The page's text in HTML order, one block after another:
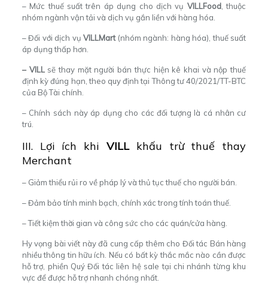
– Mức thuế suất trên áp dụng cho dịch vụ VILLFood, thuộc
nhóm ngành vận tải và dịch vụ gắn liền với hàng hóa.
– Đối với dịch vụVILLMart(nhóm ngành: hàng hóa), thuế suất
áp dụng thấp hơn.
– VILLsẽ thay mặt người bán thực hiện kê khai và nộp thuế
định kỳ đúng hạn, theo quy định tại Thông tư 40/2021/TT-BTC
của Bộ Tài chính.
– Chính sách này áp dụng cho các đối tượng là cá nhân cư
trú.
III. Lợi ích khi VILLkhấu trừ thuế thay
Merchant
– Giảm thiểu rủi ro về pháp lý và thủ tục thuế cho người bán.
– Đảm bảo tính minh bạch, chính xác trong tính toán thuế.
– Tiết kiệm thời gian và công sức cho các quán/cửa hàng.
Hy vọng bài viết này đã cung cấp thêm cho Đối tác Bán hàng
nhiều thông tin hữu ích. Nếu có bất kỳ thắc mắc nào cần được
hỗ trợ, phiền Quý Đối tác liên hệ sale tại chi nhánh từng khu
vực để được hỗ trợ nhanh chóng nhất.